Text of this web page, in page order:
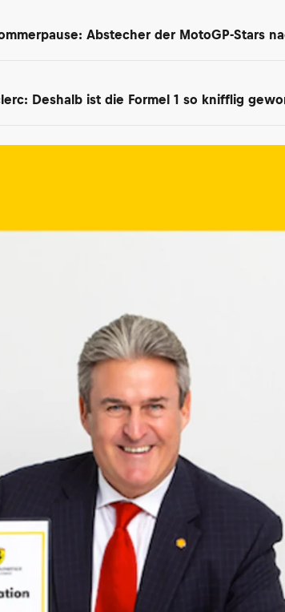
Abstecher der MotoGP-Stars
Deshalb ist die Formel 1 so knifflig